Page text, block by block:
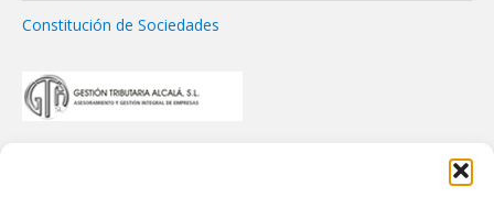
Constitución de Sociedades